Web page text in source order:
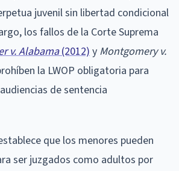
juvenil sin libertad condicional
los fallos de la Corte Suprema
v. Alabama(2012)y Montgomery v.
la LWOP obligatoria para
de sentencia
que los menores pueden
ser juzgados como adultos por